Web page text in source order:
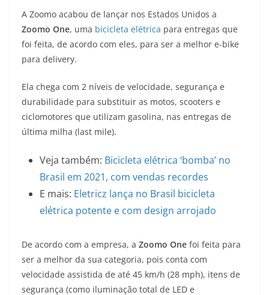
at
s
A
p
p
e
gr
a
m
ss
e
g
er
c
e
o
o
k
itt
er
p
y
n
k
A Zoomo acabou de lançar nos Estados Unidos a
Zoomo One, uma bicicleta elétrica para entregas que
foi feita, de acordo com eles, para ser a melhor e-bike
para delivery.
Ela chega com 2 níveis de velocidade, segurança e
durabilidade para substituir as motos, scooters e
ciclomotores que utilizam gasolina, nas entregas de
última milha (last mile).
Veja também: Bicicleta elétrica ‘bomba’ no
Brasil em 2021, com vendas recordes
E mais: Eletricz lança no Brasil bicicleta
elétrica potente e com design arrojado
De acordo com a empresa, a Zoomo One foi feita para
ser a melhor da sua categoria, pois conta com
velocidade assistida de até 45 km/h (28 mph), itens de
segurança (como iluminação total de LED e